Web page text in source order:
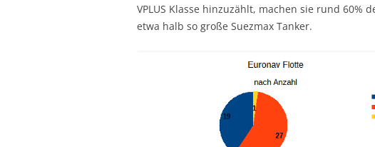
VPLUS Klasse hinzuzählt, machen sie rund 60%
etwa halb so große Suezmax Tanker.